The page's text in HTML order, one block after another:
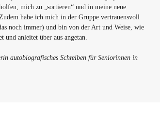
mich zu „sortieren“ und in meine neue
habe ich mich in der Gruppe vertrauensvoll
noch immer) und bin von der Art und Weise, wie
und anleitet über aus angetan.
autobiografisches Schreiben für Seniorinnen in